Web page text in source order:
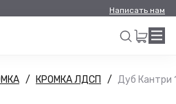
Написать нам
Искать
КРОМКА ЛДСП Дуб Кантри